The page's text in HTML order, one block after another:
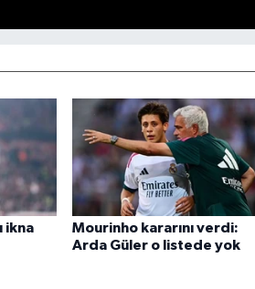
ikna
Mourinho kararını verdi:
Arda Güler o listede yok